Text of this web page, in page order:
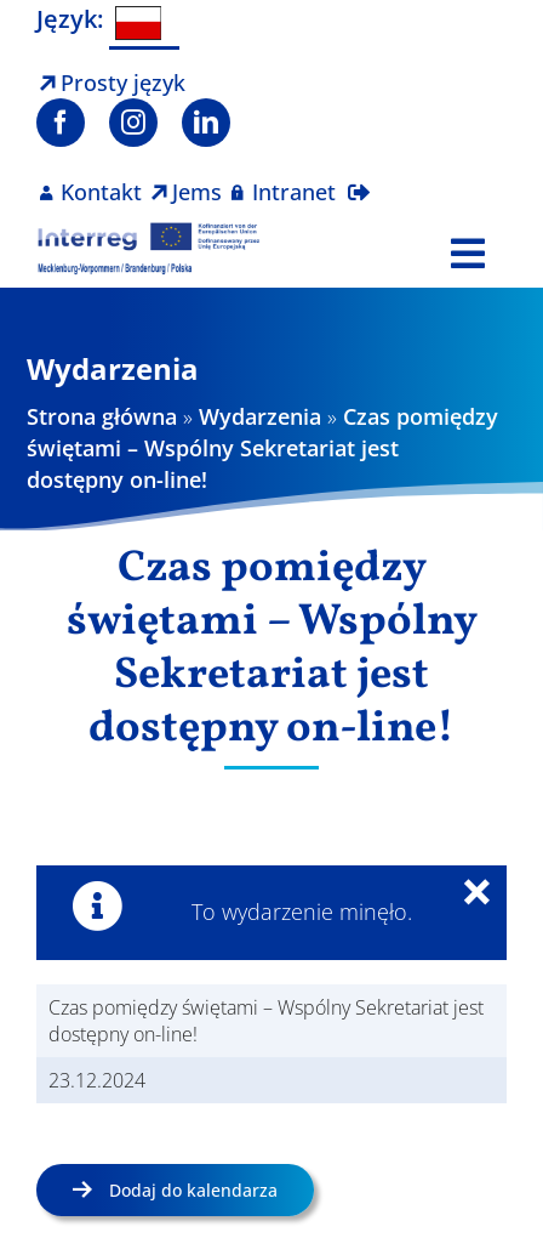
Skip
content
Język:
Prosty język
Kontakt Jems Intranet
Projekty
Aktualności
Wyniki
Wydarzenia
Strona główna »Wydarzenia » Czas pomiędzy
świętami – Wspólny Sekretariat jest
dostępny on-line!
Czas pomiędzy
świętami – Wspólny
Sekretariat jest
dostępny on-line!
To wydarzenie minęło.
×
Czas pomiędzy świętami – Wspólny Sekretariat jest
dostępny on-line!
23.12.2024
Dodaj do kalendarza